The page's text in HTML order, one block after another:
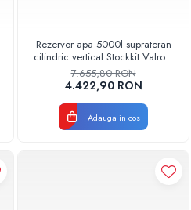
Rezervor apa 5000l suprateran
cilindric vertical Stockkit Valrom
49020150000
7.655,80 RON
4.422,90 RON
Adauga in cos